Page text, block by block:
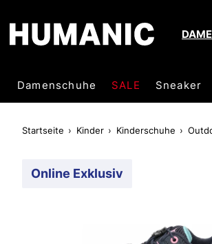
Damenschuhe SALE Sneaker
Startseite Kinder Kinderschuhe
Online Exklusiv